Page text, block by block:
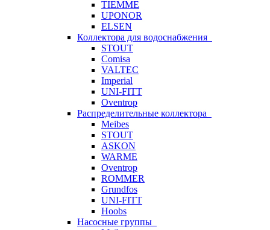
TIEMME
UPONOR
ELSEN
Коллектора для водоснабжения
STOUT
Comisa
VALTEC
Imperial
UNI-FITT
Oventrop
Распределительные коллектора
Meibes
STOUT
ASKON
WARME
Oventrop
ROMMER
Grundfos
UNI-FITT
Hoobs
Насосные группы